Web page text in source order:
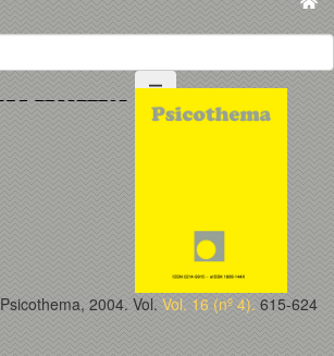
Psicothema, 2004. Vol. Vol. 16 (nº 4). 615-624